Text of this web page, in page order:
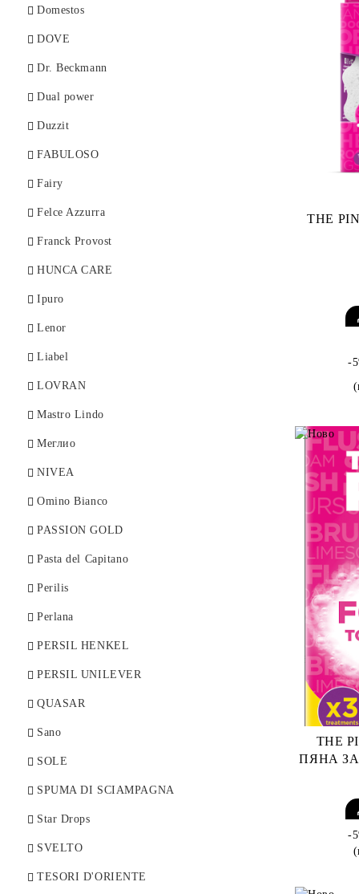
Domestos
DOVE
Dr. Beckmann
Dual power
Duzzit
FABULOSO
Fairy
Felce Azzurra
Franck Provost
HUNCA CARE
Ipuro
Lenor
Liabel
LOVRAN
Mastro Lindo
Меглио
NIVEA
Omino Bianco
PASSION GOLD
Pasta del Capitano
Perilis
Perlana
PERSIL HENKEL
PERSIL UNILEVER
QUASAR
Sano
SOLE
SPUMA DI SCIAMPAGNA
Star Drops
SVELTO
TESORI D'ORIENTE
THE
-
THE
ПЯНА
-